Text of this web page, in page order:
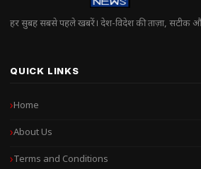
हर सुबह सबसे पहले खबरें। देश-विदेश की ताज़ा, सटीक और
QUICK LINKS
Home
About Us
Terms and Conditions